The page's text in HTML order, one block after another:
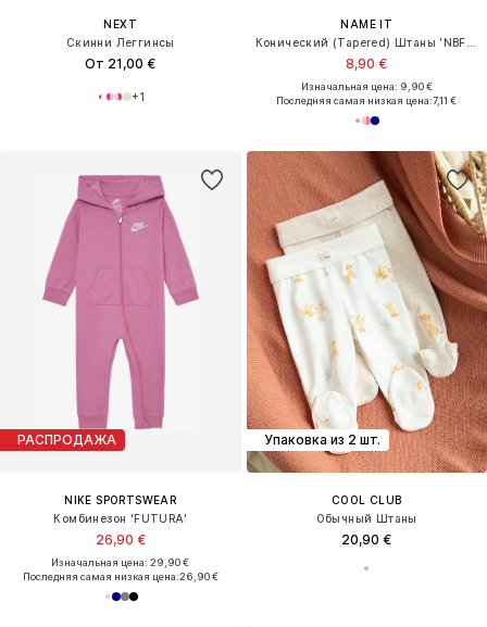
NEXT
Скинни Леггинсы
От 21,00 €
+1
NAME IT
8,90 €
Изначальная цена: 9,90 €
Последняя самая низкая цена:7,11 €
РАСПРОДАЖА
NIKE SPORTSWEAR
Комбинезон 'FUTURA'
26,90 €
Изначальная цена: 29,90 €
Последняя самая низкая цена:26,90 €
Упаковка из 2 шт.
COOL CLUB
Обычный Штаны
20,90 €